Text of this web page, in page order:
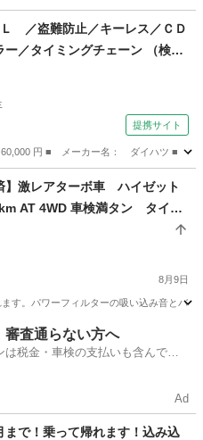
タント
／盗難防止／キーレス／ＣＤ
ー／タイミングチェーン （検9.
提携サイト
円 ■ メーカー名： ダイハツ ■ 車
】激レアターボ車 ハイゼット
AT 4WD 車検満タン タイヤ
製アルミ箱＋専用ホロ LED
装美車 乗帰れます
8月9日
す。パワーフィルターの吸い込み音とバ
審査通らない方へ
は税金・車検の支払いも含んでい
Ad
まで！乗って帰れます！込み込